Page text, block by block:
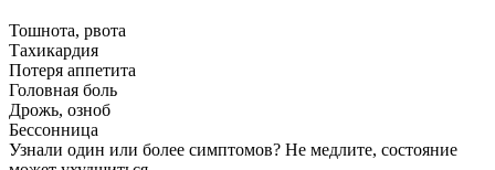
Тошнота, рвота
Тахикардия
Потеря аппетита
Головная боль
Дрожь, озноб
Бессонница
Узнали один или более симптомов? Не медлите, состояние